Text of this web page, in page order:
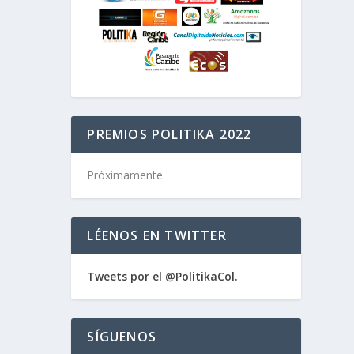
PREMIOS POLITIKA 2022
Próximamente
LÉENOS EN TWITTER
Tweets por el @PolitikaCol.
SÍGUENOS